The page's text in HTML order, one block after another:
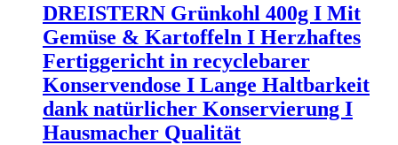
DREISTERN Grünkohl 400g I Mit
Gemüse & Kartoffeln I Herzhaftes
Fertiggericht in recyclebarer
Konservendose I Lange Haltbarkeit
dank natürlicher Konservierung I
Hausmacher Qualität